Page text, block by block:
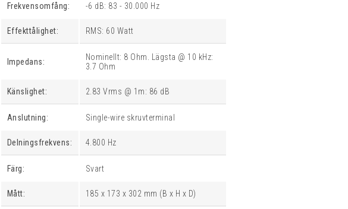
Frekvensomfång: -6 dB: 83 - 30.000 Hz
Effekttålighet: RMS: 60 Watt
Impedans:
Nominellt: 8 Ohm. Lägsta @ 10 kHz:
3.7 Ohm
Känslighet: 2.83 Vrms @ 1m: 86 dB
Anslutning: Single-wire skruvterminal
Delningsfrekvens: 4.800 Hz
Färg: Svart
Mått: 185 x 173 x 302 mm (B x H x D)